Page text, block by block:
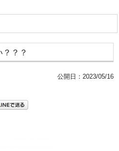
？？
公開日： 2023/05/16